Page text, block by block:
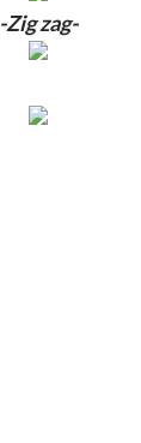
-Zig zag-